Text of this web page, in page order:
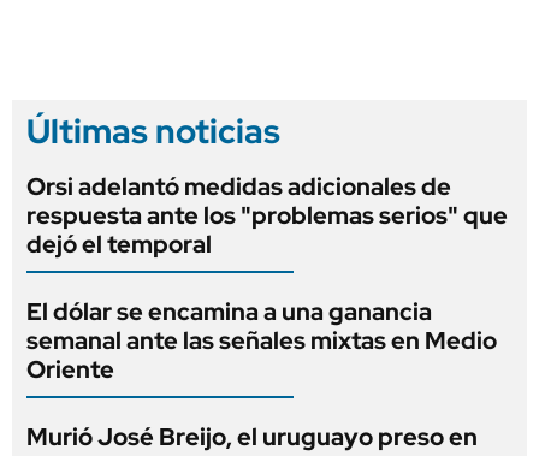
Últimas noticias
Orsi adelantó medidas adicionales de
respuesta ante los "problemas serios" que
dejó el temporal
El dólar se encamina a una ganancia
semanal ante las señales mixtas en Medio
Oriente
Murió José Breijo, el uruguayo preso en